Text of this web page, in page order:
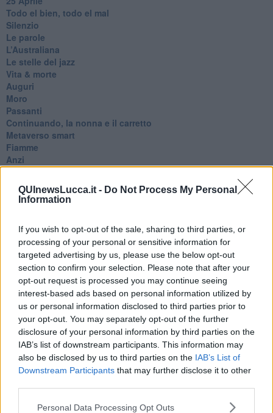
QUInewsLucca.it - Do Not Process My Personal
Information
If you wish to opt-out of the sale, sharing to third parties, or
processing of your personal or sensitive information for
targeted advertising by us, please use the below opt-out
section to confirm your selection. Please note that after your
opt-out request is processed you may continue seeing
interest-based ads based on personal information utilized by
us or personal information disclosed to third parties prior to
your opt-out. You may separately opt-out of the further
disclosure of your personal information by third parties on the
IAB’s list of downstream participants. This information may
also be disclosed by us to third parties on the IAB’s List of
Downstream Participants that may further disclose it to other
Personal Data Processing Opt Outs
Todo el bien, todo el mal
Silenzio
Le parole
​L’Australiana
Le stelle del jazz
Vita & morte
Auguri
Moro
Passanti
Continuando, la nonna e il carretto
Metaverso smart
Fiamme
Anzi
Confessioni autoreferenziali
Utopie
Estate
La classe
Pensieri incoerenti
Dal balcone
Insomnia
Il guardiano
Lo sgombero
Erodoto e Tucidide
Il padre della storia
Pensieri brevi
L'evoluzione della specie
Il servizio
Riflessioni
Generazioni
Cristobal